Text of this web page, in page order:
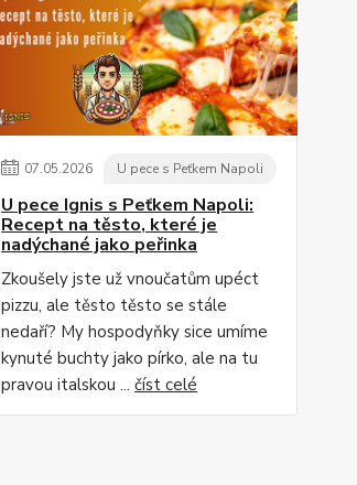
07.05.2026 U pece s Peťkem Napoli
U pece Ignis s Peťkem Napoli:
Recept na těsto, které je
nadýchané jako peřinka
Zkoušely jste už vnoučatům upéct
pizzu, ale těsto těsto se stále
nedaří? My hospodyňky sice umíme
kynuté buchty jako pírko, ale na tu
pravou italskou ...číst celé